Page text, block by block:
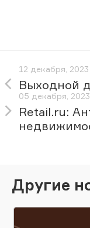
12 декабря, 2023
Выходной
05 декабря, 2023
Retail.ru:
Другие